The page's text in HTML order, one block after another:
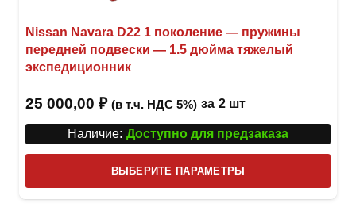
Nissan Navara D22 1 поколение — пружины
передней подвески — 1.5 дюйма тяжелый
экспедиционник
25 000,00 ₽ (в т.ч. НДС 5%) за 2 шт
Наличие: Доступно для предзаказа
ВЫБЕРИТЕ ПАРАМЕТРЫ
товар